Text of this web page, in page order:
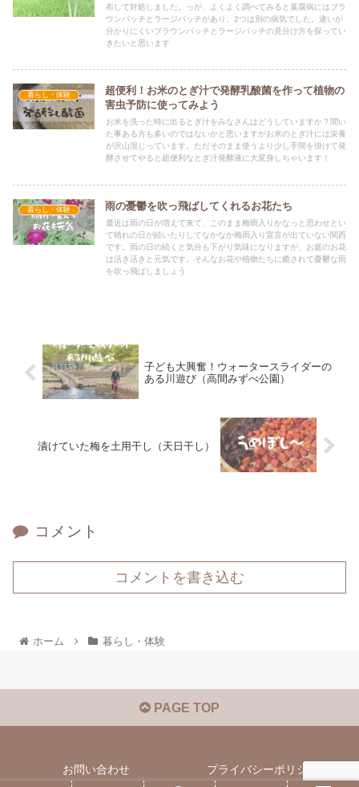
布して対処しました。っが、よくよく調べてみると葉腐病にはブラ
ウンパッチとラージパッチがあり、2つは別の病気でした。違いが
分かりにくいブラウンパッチとラージパッチの見分け方を探ってい
きたいと思います
暮らし・体験
超便利！お米のとぎ汁で発酵乳酸菌を作って植物の
害虫予防に使ってみよう
お米を洗った時に出るとぎ汁をみなさんはどうしていますか？聞い
た事ある方も多いのではないかと思いますがお米のとぎ汁には栄養
が沢山混じっています。ただそのまま使うより少し手間を掛けて発
酵させてやると超便利なとぎ汁発酵液に大変身しちゃいます！
暮らし・体験 雨の憂鬱を吹っ飛ばしてくれるお花たち
最近は雨の日が増えて来て、このまま梅雨入りかなっと思わせとい
て晴れの日が続いたりしてなかなか梅雨入り宣言が出ていない関西
です。雨の日の続くと気分も下がり気味になりますが、お庭のお花
は活き活きと元気です。そんなお花や植物たちに癒されて憂鬱な雨
を吹っ飛ばしましょう
子ども大興奮！ウォータースライダーの
ある川遊び（高間みずべ公園）
漬けていた梅を土用干し（天日干し）
コメント
コメントを書き込む
ホーム 暮らし・体験
PAGE TOP
お問い合わせ プライバシーポリシー